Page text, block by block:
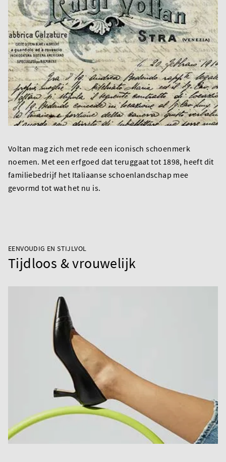
Voltan mag zich met rede een iconisch schoenmerk
noemen. Met een erfgoed dat teruggaat tot 1898, heeft dit
familiebedrijf het Italiaanse schoenlandschap mee
gevormd tot wat het nu is.
EENVOUDIG EN STIJLVOL
Tijdloos & vrouwelijk